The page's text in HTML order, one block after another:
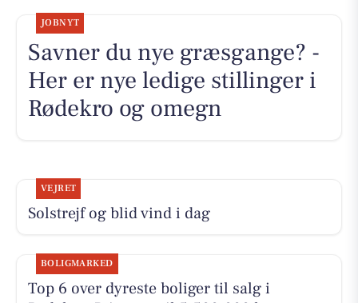
JOBNYT
Savner du nye græsgange? -
Her er nye ledige stillinger i
Rødekro og omegn
VEJRET
Solstrejf og blid vind i dag
BOLIGMARKED
Top 6 over dyreste boliger til salg i